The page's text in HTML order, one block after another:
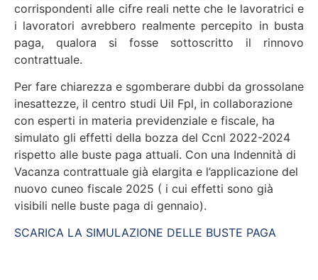
corrispondenti alle cifre reali nette che le lavoratrici e
i lavoratori avrebbero realmente percepito in busta
paga, qualora si fosse sottoscritto il rinnovo
contrattuale.
Per fare chiarezza e sgomberare dubbi da grossolane
inesattezze, il centro studi Uil Fpl, in collaborazione
con esperti in materia previdenziale e fiscale, ha
simulato gli effetti della bozza del Ccnl 2022-2024
rispetto alle buste paga attuali. Con una Indennità di
Vacanza contrattuale già elargita e l’applicazione del
nuovo cuneo fiscale 2025 ( i cui effetti sono già
visibili nelle buste paga di gennaio).
SCARICA LA SIMULAZIONE DELLE BUSTE PAGA